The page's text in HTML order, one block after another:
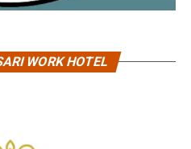
WORK HOTEL